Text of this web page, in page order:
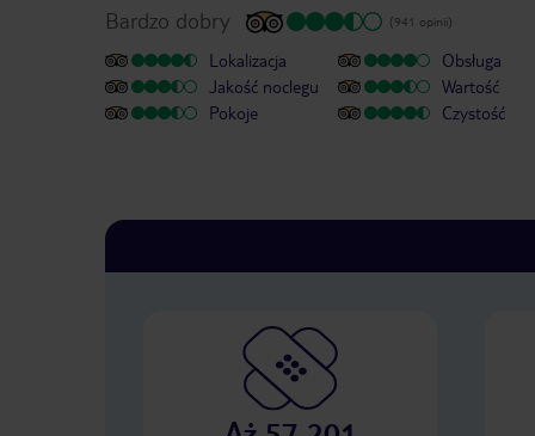
Bardzo dobry (941 opinii)
Lokalizacja
Jakość noclegu
Pokoje
Obsługa
Wartość
Czystość